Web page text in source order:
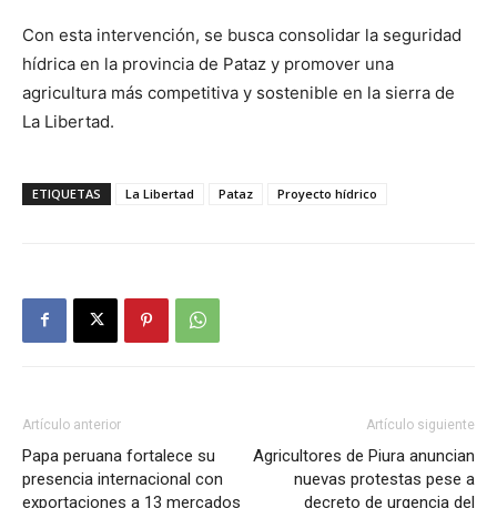
Con esta intervención, se busca consolidar la seguridad
hídrica en la provincia de Pataz y promover una
agricultura más competitiva y sostenible en la sierra de
La Libertad.
ETIQUETAS La Libertad Pataz Proyecto hídrico
Artículo anterior
Papa peruana fortalece su
presencia internacional con
exportaciones a 13 mercados
Artículo siguiente
Agricultores de Piura anuncian
nuevas protestas pese a
decreto de urgencia del